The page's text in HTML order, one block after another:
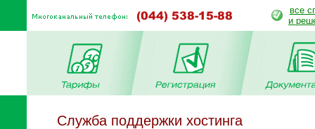
все
и
Служба поддержки хостинга